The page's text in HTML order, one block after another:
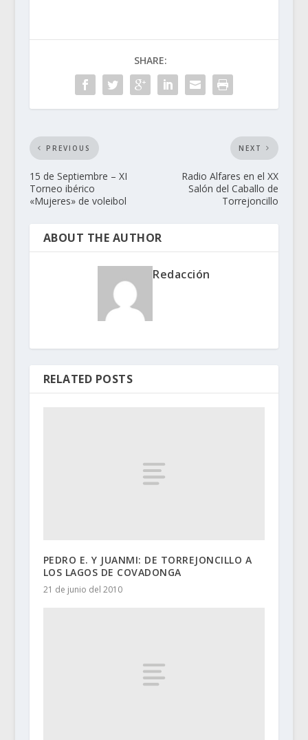
SHARE:
PREVIOUS
15 de Septiembre – XI
Torneo ibérico
«Mujeres» de voleibol
NEXT
Radio Alfares en el XX
Salón del Caballo de
Torrejoncillo
ABOUT THE AUTHOR
Redacción
RELATED POSTS
PEDRO E. Y JUANMI: DE TORREJONCILLO A
LOS LAGOS DE COVADONGA
21 de junio del 2010